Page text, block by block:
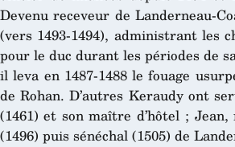
Devenu receveur de Landerneau-
(vers 1493-1494), administrant les
pour le duc durant les périodes de
il leva en 1487-1488 le fouage
de Rohan. D’autres Keraudy ont
(1461) et son maître d’hôtel ;
(1496) puis sénéchal (1505) de